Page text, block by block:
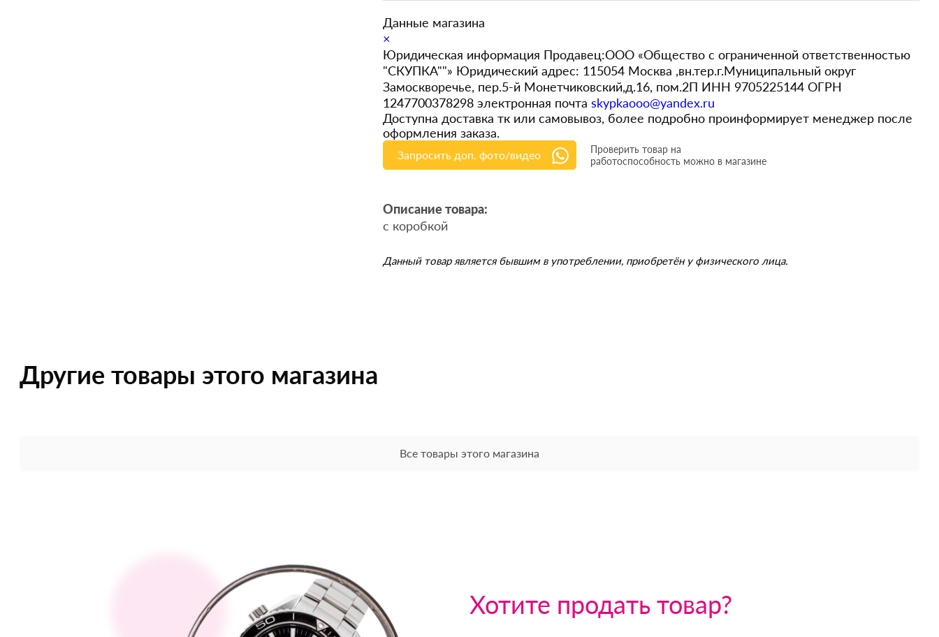
Данные магазина
×
Юридическая информация Продавец:ООО «Общество с ограниченной ответственностью
"СКУПКА""» Юридический адрес: 115054 Москва ,вн.тер.г.Муниципальный округ
Замоскворечье, пер.5-й Монетчиковский,д.16, пом.2П ИНН 9705225144 ОГРН
1247700378298 электронная почта skypkaooo@yandex.ru
Доступна доставка тк или самовывоз, более подробно проинформирует менеджер после
оформления заказа.
Запросить доп. фото/видео
Проверить товар на
работоспособность можно в магазине
Описание товара:
с коробкой
Данный товар является бывшим в употреблении, приобретён у физического лица.
Другие товары этого магазина
Все товары этого магазина
Хотите продать товар?